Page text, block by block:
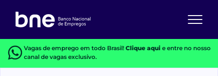
Vagas de emprego em todo Brasil! Clique aquie entre no nosso
canal de vagas exclusivo.